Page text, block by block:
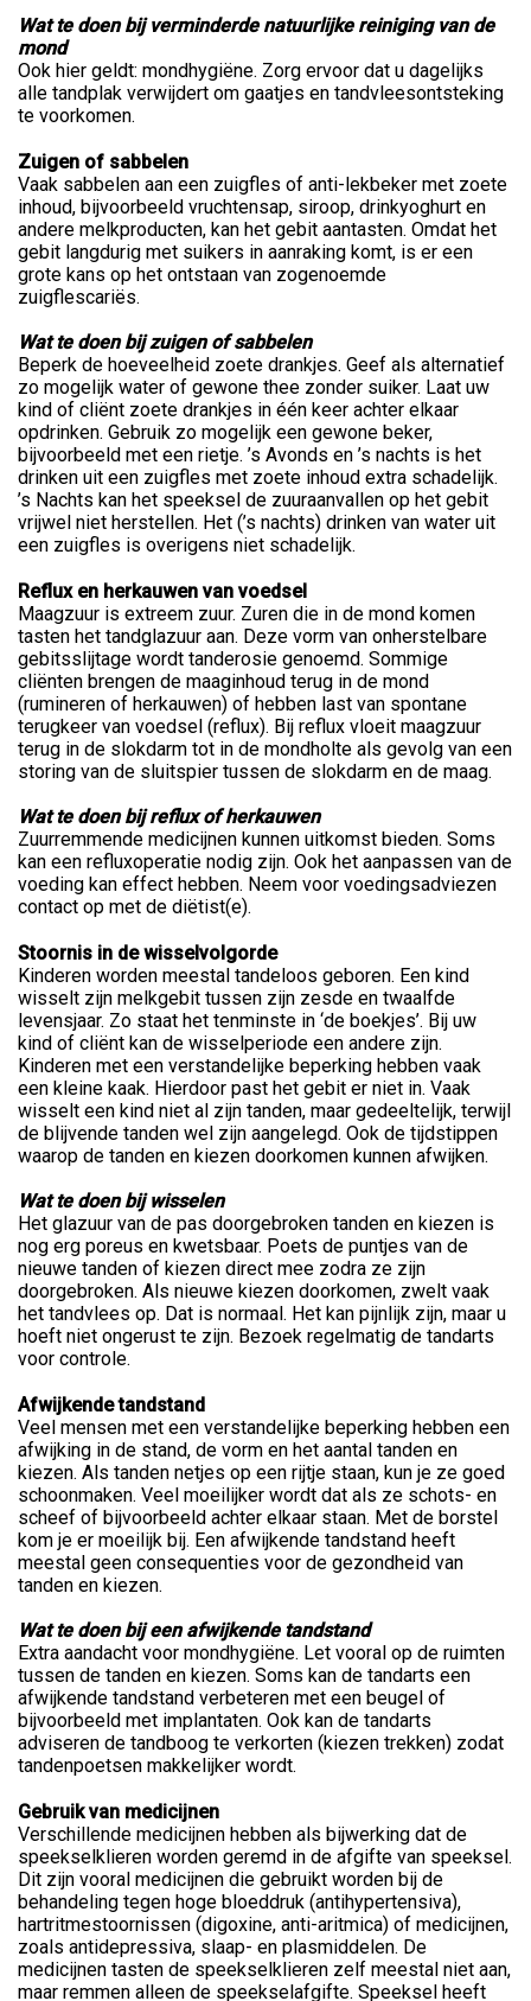
Wat te doen bij verminderde natuurlijke reiniging van de
mond
Ook hier geldt: mondhygiëne. Zorg ervoor dat u dagelijks
alle tandplak verwijdert om gaatjes en tandvleesontsteking
te voorkomen.
Zuigen of sabbelen
Vaak sabbelen aan een zuigfles of anti-lekbeker met zoete
inhoud, bijvoorbeeld vruchtensap, siroop, drinkyoghurt en
andere melkproducten, kan het gebit aantasten. Omdat het
gebit langdurig met suikers in aanraking komt, is er een
grote kans op het ontstaan van zogenoemde
zuigflescariës.
Wat te doen bij zuigen of sabbelen
Beperk de hoeveelheid zoete drankjes. Geef als alternatief
zo mogelijk water of gewone thee zonder suiker. Laat uw
kind of cliënt zoete drankjes in één keer achter elkaar
opdrinken. Gebruik zo mogelijk een gewone beker,
bijvoorbeeld met een rietje. ’s Avonds en ’s nachts is het
drinken uit een zuigfles met zoete inhoud extra schadelijk.
’s Nachts kan het speeksel de zuuraanvallen op het gebit
vrijwel niet herstellen. Het (’s nachts) drinken van water uit
een zuigfles is overigens niet schadelijk.
Reflux en herkauwen van voedsel
Maagzuur is extreem zuur. Zuren die in de mond komen
tasten het tandglazuur aan. Deze vorm van onherstelbare
gebitsslijtage wordt tanderosie genoemd. Sommige
cliënten brengen de maaginhoud terug in de mond
(rumineren of herkauwen) of hebben last van spontane
terugkeer van voedsel (reflux). Bij reflux vloeit maagzuur
terug in de slokdarm tot in de mondholte als gevolg van een
storing van de sluitspier tussen de slokdarm en de maag.
Wat te doen bij reflux of herkauwen
Zuurremmende medicijnen kunnen uitkomst bieden. Soms
kan een refluxoperatie nodig zijn. Ook het aanpassen van de
voeding kan effect hebben. Neem voor voedingsadviezen
contact op met de diëtist(e).
Stoornis in de wisselvolgorde
Kinderen worden meestal tandeloos geboren. Een kind
wisselt zijn melkgebit tussen zijn zesde en twaalfde
levensjaar. Zo staat het tenminste in ‘de boekjes’. Bij uw
kind of cliënt kan de wisselperiode een andere zijn.
Kinderen met een verstandelijke beperking hebben vaak
een kleine kaak. Hierdoor past het gebit er niet in. Vaak
wisselt een kind niet al zijn tanden, maar gedeeltelijk, terwijl
de blijvende tanden wel zijn aangelegd. Ook de tijdstippen
waarop de tanden en kiezen doorkomen kunnen afwijken.
Wat te doen bij wisselen
Het glazuur van de pas doorgebroken tanden en kiezen is
nog erg poreus en kwetsbaar. Poets de puntjes van de
nieuwe tanden of kiezen direct mee zodra ze zijn
doorgebroken. Als nieuwe kiezen doorkomen, zwelt vaak
het tandvlees op. Dat is normaal. Het kan pijnlijk zijn, maar u
hoeft niet ongerust te zijn. Bezoek regelmatig de tandarts
voor controle.
Afwijkende tandstand
Veel mensen met een verstandelijke beperking hebben een
afwijking in de stand, de vorm en het aantal tanden en
kiezen. Als tanden netjes op een rijtje staan, kun je ze goed
schoonmaken. Veel moeilijker wordt dat als ze schots- en
scheef of bijvoorbeeld achter elkaar staan. Met de borstel
kom je er moeilijk bij. Een afwijkende tandstand heeft
meestal geen consequenties voor de gezondheid van
tanden en kiezen.
Wat te doen bij een afwijkende tandstand
Extra aandacht voor mondhygiëne. Let vooral op de ruimten
tussen de tanden en kiezen. Soms kan de tandarts een
afwijkende tandstand verbeteren met een beugel of
bijvoorbeeld met implantaten. Ook kan de tandarts
adviseren de tandboog te verkorten (kiezen trekken) zodat
tandenpoetsen makkelijker wordt.
Gebruik van medicijnen
Verschillende medicijnen hebben als bijwerking dat de
speekselklieren worden geremd in de afgifte van speeksel.
Dit zijn vooral medicijnen die gebruikt worden bij de
behandeling tegen hoge bloeddruk (antihypertensiva),
hartritmestoornissen (digoxine, anti-aritmica) of medicijnen,
zoals antidepressiva, slaap- en plasmiddelen. De
medicijnen tasten de speekselklieren zelf meestal niet aan,
maar remmen alleen de speekselafgifte. Speeksel heeft